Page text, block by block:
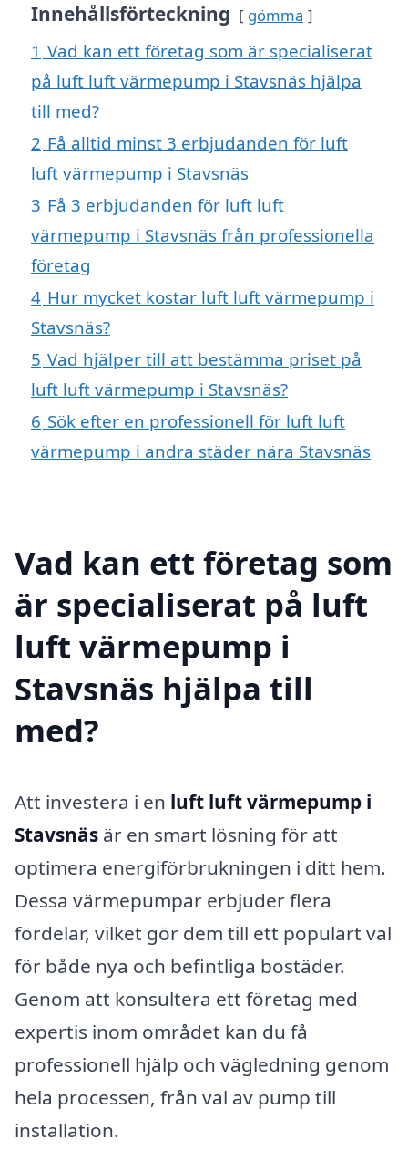
Innehållsförteckning gömma
1 Vad kan ett företag som är specialiserat
på luft luft värmepump i Stavsnäs hjälpa
till med?
2 Få alltid minst 3 erbjudanden för luft
luft värmepump i Stavsnäs
3 Få 3 erbjudanden för luft luft
värmepump i Stavsnäs från professionella
företag
4 Hur mycket kostar luft luft värmepump i
Stavsnäs?
5 Vad hjälper till att bestämma priset på
luft luft värmepump i Stavsnäs?
6 Sök efter en professionell för luft luft
värmepump i andra städer nära Stavsnäs
Vad kan ett företag som
är specialiserat på luft
luft värmepump i
Stavsnäs hjälpa till
med?
Att investera i en luft luft värmepump i
Stavsnäs är en smart lösning för att
optimera energiförbrukningen i ditt hem.
Dessa värmepumpar erbjuder flera
fördelar, vilket gör dem till ett populärt val
för både nya och befintliga bostäder.
Genom att konsultera ett företag med
expertis inom området kan du få
professionell hjälp och vägledning genom
hela processen, från val av pump till
installation.